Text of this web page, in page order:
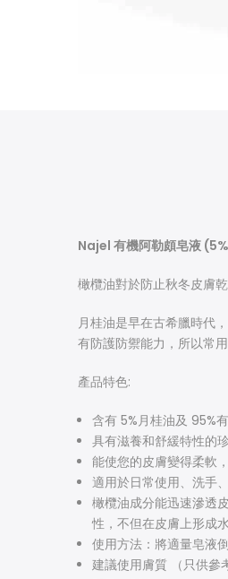
Najel 有機阿勒頗皂液
橄欖油對於防止秋冬皮膚
月桂油是早在古希臘時代
有防護防禦能力，所以常
產品特色:​​​​​
含有 5%月桂油及 95%
具有滋養和舒緩特性的
能使您的皮膚變得柔軟
適用於日常使用、洗手
橄欖油成分能迅速滲透
性，不但在皮膚上形成
使用方法：將適量皂液
建議使用膚質 （只供參